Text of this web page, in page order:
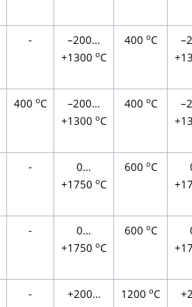
-
–200…
+1300 оС
400 оС
400 оС
–200…
+1300 оС
400 оС
-
0…
+1750 оС
600 оС
-
0…
+1750 оС
600 оС
-
+200…
1200 оС